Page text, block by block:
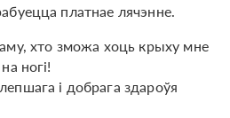
платнае лячэнне.
хто зможа хоць крыху мне
ногі!
і добрага здароўя